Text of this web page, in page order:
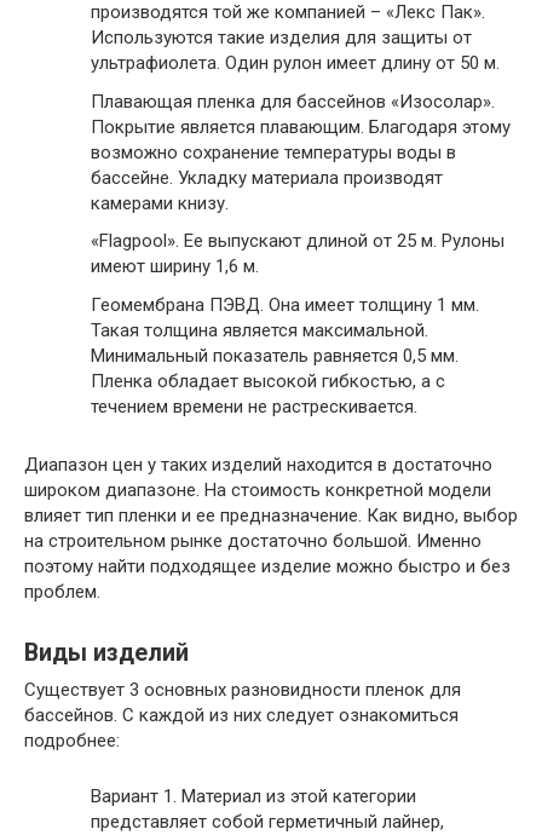
производятся той же компанией – «Лекс Пак».
Используются такие изделия для защиты от
ультрафиолета. Один рулон имеет длину от 50 м.
Плавающая пленка для бассейнов «Изосолар».
Покрытие является плавающим. Благодаря этому
возможно сохранение температуры воды в
бассейне. Укладку материала производят
камерами книзу.
«Flagpool». Ее выпускают длиной от 25 м. Рулоны
имеют ширину 1,6 м.
Геомембрана ПЭВД. Она имеет толщину 1 мм.
Такая толщина является максимальной.
Минимальный показатель равняется 0,5 мм.
Пленка обладает высокой гибкостью, а с
течением времени не растрескивается.
Диапазон цен у таких изделий находится в достаточно
широком диапазоне. На стоимость конкретной модели
влияет тип пленки и ее предназначение. Как видно, выбор
на строительном рынке достаточно большой. Именно
поэтому найти подходящее изделие можно быстро и без
проблем.
Виды изделий
Существует 3 основных разновидности пленок для
бассейнов. С каждой из них следует ознакомиться
подробнее:
Вариант 1. Материал из этой категории
представляет собой герметичный лайнер,